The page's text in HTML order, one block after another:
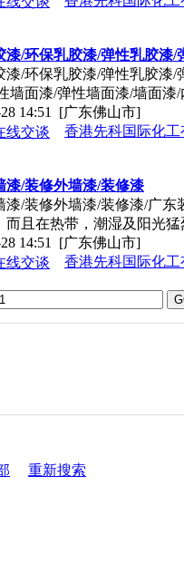
漆/环保乳胶漆/弹性乳胶漆/
漆/环保乳胶漆/弹性乳胶漆
墙面漆/弹性墙面漆/墙面漆/
14:51
[广东佛山市]
香港先科国际化工
漆/装修外墙漆/装修漆
漆/装修外墙漆/装修漆/广
而且在热带，潮湿及阳光猛
14:51
[广东佛山市]
香港先科国际化工
重新搜索